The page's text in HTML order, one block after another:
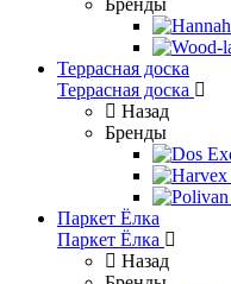
Бренды
Террасная доска
Террасная доска
Назад
Бренды
Паркет Ёлка
Паркет Ёлка
Назад